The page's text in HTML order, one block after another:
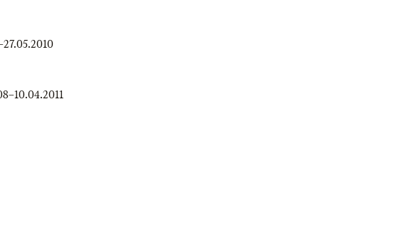
27.05.2010
–10.04.2011